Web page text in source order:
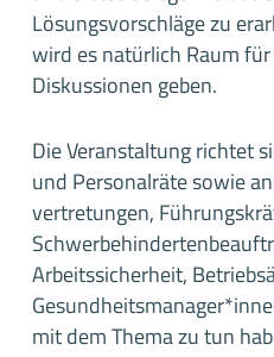
Lösungsvorschläge zu
wird es natürlich Raum
Diskussionen geben.
Die Veranstaltung richtet
und Personalräte sowie
vertretungen,
Arbeitssicherheit,
mit dem Thema zu tun